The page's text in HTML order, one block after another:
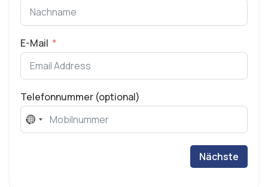
E-Mail
Telefonnummer (optional)
No
Nächste